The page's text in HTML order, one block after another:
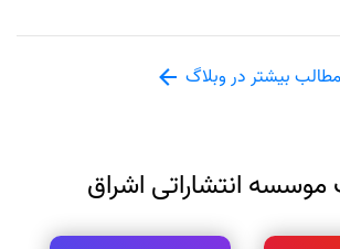
مطالب بیشتر در وبلاگ
انتشاراتی اشراق